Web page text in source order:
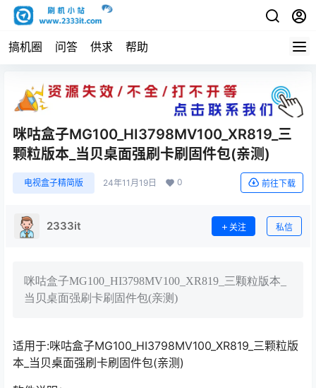
搞机圈 问答 供求 帮助
咪咕盒子MG100_HI3798MV100_XR819_三
颗粒版本_当贝桌面强刷卡刷固件包(亲测)
电视盒子精简版 24年11月19日 0 前往下载
2333it 关注 私信
咪咕盒子MG100_HI3798MV100_XR819_三颗粒版本_
当贝桌面强刷卡刷固件包(亲测)
适用于:咪咕盒子MG100_HI3798MV100_XR819_三颗粒版
本_当贝桌面强刷卡刷固件包(亲测)